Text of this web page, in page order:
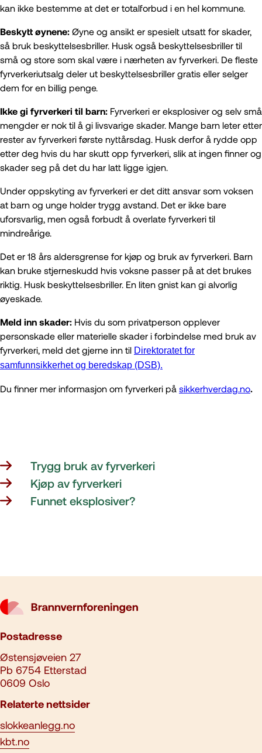
kan ikke bestemme at det er totalforbud i en hel kommune.
Beskytt øynene: Øyne og ansikt er spesielt utsatt for skader,
så bruk beskyttelsesbriller. Husk også beskyttelsesbriller til
små og store som skal være i nærheten av fyrverkeri. De fleste
fyrverkeriutsalg deler ut beskyttelsesbriller gratis eller selger
dem for en billig penge.
Ikke gi fyrverkeri til barn: Fyrverkeri er eksplosiver og selv små
mengder er nok til å gi livsvarige skader. Mange barn leter etter
rester av fyrverkeri første nyttårsdag. Husk derfor å rydde opp
etter deg hvis du har skutt opp fyrverkeri, slik at ingen finner og
skader seg på det du har latt ligge igjen.
Under oppskyting av fyrverkeri er det ditt ansvar som voksen
at barn og unge holder trygg avstand. Det er ikke bare
uforsvarlig, men også forbudt å overlate fyrverkeri til
mindreårige.
Det er 18 års aldersgrense for kjøp og bruk av fyrverkeri. Barn
kan bruke stjerneskudd hvis voksne passer på at det brukes
riktig. Husk beskyttelsesbriller. En liten gnist kan gi alvorlig
øyeskade.
Meld inn skader: Hvis du som privatperson opplever
personskade eller materielle skader i forbindelse med bruk av
fyrverkeri, meld det gjerne inn til Direktoratet for
samfunnsikkerhet og beredskap (DSB).
Du finner mer informasjon om fyrverkeri på sikkerhverdag.no.
Trygg bruk av fyrverkeri
Kjøp av fyrverkeri
Funnet eksplosiver?
Postadresse
Østensjøveien 27
Pb 6754 Etterstad
0609 Oslo
Relaterte nettsider
slokkeanlegg.no
kbt.no